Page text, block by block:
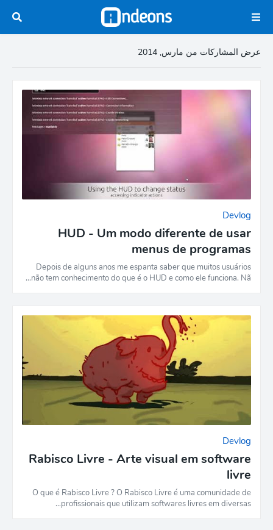
عرض المشاركات من مارس, 2014
Devlog
HUD - Um modo diferente de usar
menus de programas
Depois de alguns anos me espanta saber que muitos usuários
não tem conhecimento do que é o HUD e como ele funciona. Nã…
Devlog
Rabisco Livre - Arte visual em software
livre
O que é Rabisco Livre ? O Rabisco Livre é uma comunidade de
profissionais que utilizam softwares livres em diversas…